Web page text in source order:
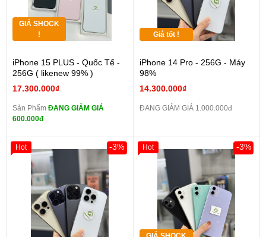
GIÁ SHOCK
!
iPhone 15 PLUS - Quốc Tế -
256G ( likenew 99% )
17.300.000₫
Sản Phẩm ĐANG GIẢM GIÁ
600.000đ
Giá tốt !
iPhone 14 Pro - 256G - Máy
98%
14.300.000₫
ĐANG GIẢM GIÁ 1.000.000đ
-3%
Hot -3%
Hot